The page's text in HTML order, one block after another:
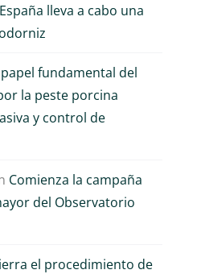
lleva a cabo una
papel fundamental del
la peste porcina
y control de
Comienza la campaña
del Observatorio
el procedimiento de